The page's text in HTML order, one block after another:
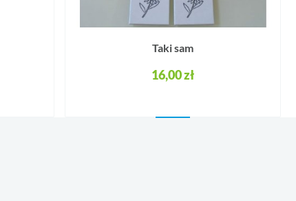
Taki sam
16,00 zł